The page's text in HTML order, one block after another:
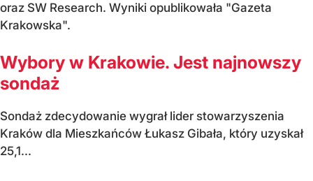
oraz SW Research. Wyniki opublikowała "Gazeta
Krakowska".
Wybory w Krakowie. Jest najnowszy
sondaż
Sondaż zdecydowanie wygrał lider stowarzyszenia
Kraków dla Mieszkańców Łukasz Gibała, który uzyskał
25,1...